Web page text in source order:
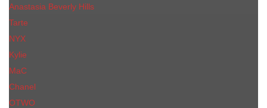
Anastasia Beverly Hills
Tarte
NYX
Kylie
MaC
Сhanеl
OTWO